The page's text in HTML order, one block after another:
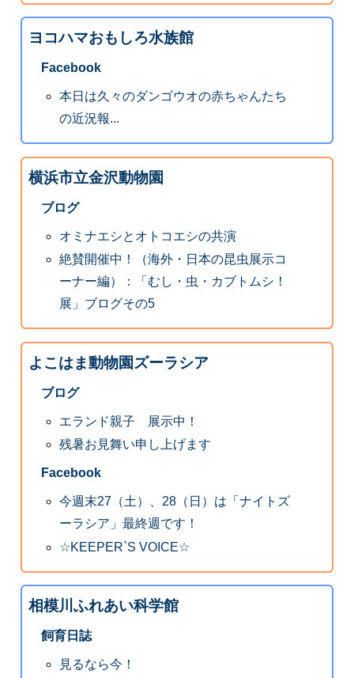
ヨコハマおもしろ水族館
Facebook
本日は久々のダンゴウオの赤ちゃんたち
の近況報...
横浜市立金沢動物園
ブログ
オミナエシとオトコエシの共演
絶賛開催中！（海外・日本の昆虫展示コ
ーナー編）：「むし・虫・カブトムシ！
展」ブログその5
よこはま動物園ズーラシア
ブログ
エランド親子 展示中！
残暑お見舞い申し上げます
Facebook
今週末27（土）、28（日）は「ナイトズ
ーラシア」最終週です！
☆KEEPER`S VOICE☆
相模川ふれあい科学館
飼育日誌
見るなら今！